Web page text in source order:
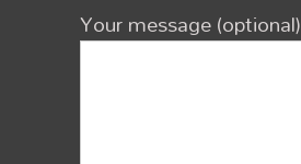
Your message (optional)